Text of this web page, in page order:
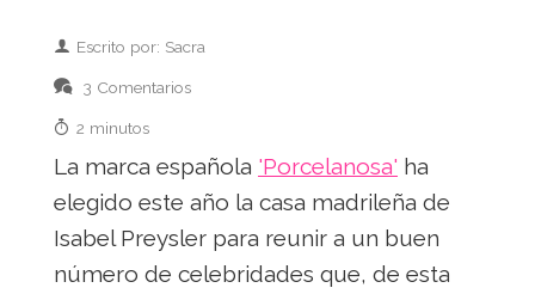
Escrito por: Sacra
3 Comentarios
2 minutos
La marca española 'Porcelanosa' ha
elegido este año la casa madrileña de
Isabel Preysler para reunir a un buen
número de celebridades que, de esta